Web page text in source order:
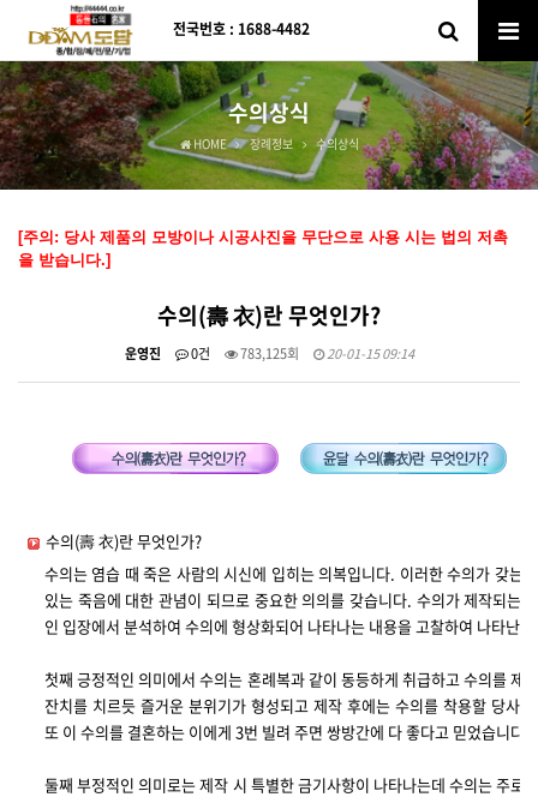
전국번호 : 1688-4482
수의상식
HOME 장례정보 수의상식
[주의: 당사 제품의 모방이나 시공사진을 무단으로 사용 시는 법의 저촉
을 받습니다.]
수의(壽 衣)란 무엇인가?
운영진 0건 783,125회 20-01-15 09:14
수의(壽 衣)란 무엇인가?
수의는 염습 때 죽은 사람의 시신에 입히는 의복입니다. 이러한 수의가 갖는
있는 죽음에 대한 관념이 되므로 중요한 의의를 갖습니다. 수의가 제작되는
인 입장에서 분석하여 수의에 형상화되어 나타나는 내용을 고찰하여 나타난
첫째 긍정적인 의미에서 수의는 혼례복과 같이 동등하게 취급하고 수의를 제
잔치를 치르듯 즐거운 분위기가 형성되고 제작 후에는 수의를 착용할 당사
또 이 수의를 결혼하는 이에게 3번 빌려 주면 쌍방간에 다 좋다고 믿었습니다.
둘째 부정적인 의미로는 제작 시 특별한 금기사항이 나타나는데 수의는 주로